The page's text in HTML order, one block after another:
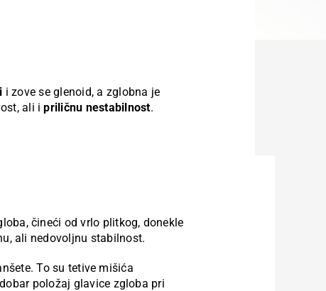
i zove se glenoid, a zglobna je
ali ipriličnu nestabilnost.
čineći od vrlo plitkog, donekle
ali nedovoljnu stabilnost.
To su tetive mišića
položaj glavice zgloba pri